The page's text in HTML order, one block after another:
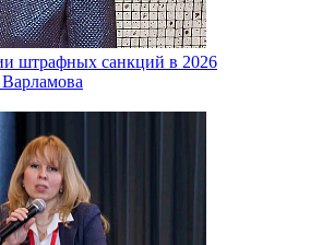
штрафных санкций в 2026